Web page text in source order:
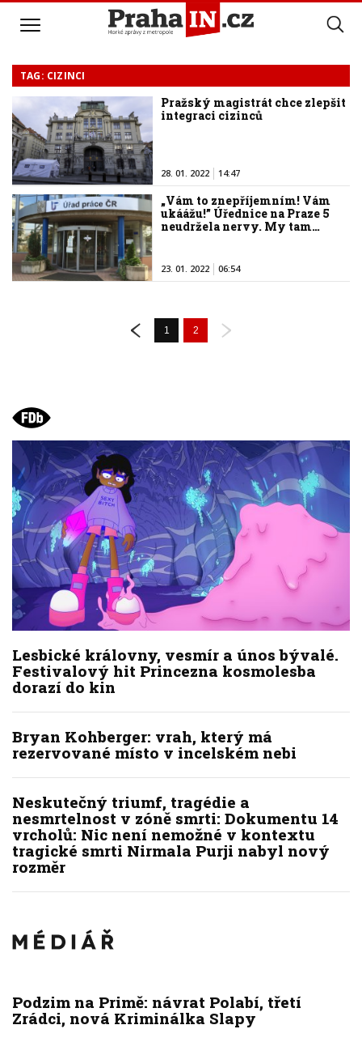
TAG: CIZINCI
Pražský magistrát chce zlepšit
integraci cizinců
28. 01. 2022 14:47
„Vám to znepříjemním! Vám
ukáážu!” Úřednice na Praze 5
neudržela nervy. My tam…
23. 01. 2022 06:54
1 2
Lesbické královny, vesmír a únos bývalé.
Festivalový hit Princezna kosmolesba
dorazí do kin
Bryan Kohberger: vrah, který má
rezervované místo v incelském nebi
Neskutečný triumf, tragédie a
nesmrtelnost v zóně smrti: Dokumentu 14
vrcholů: Nic není nemožné v kontextu
tragické smrti Nirmala Purji nabyl nový
rozměr
Podzim na Primě: návrat Polabí, třetí
Zrádci, nová Kriminálka Slapy